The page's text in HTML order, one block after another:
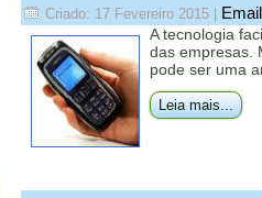
Criado: 17 Fevereiro 2015 Email
A tecnologia
das empresas.
pode ser uma
Leia mais...